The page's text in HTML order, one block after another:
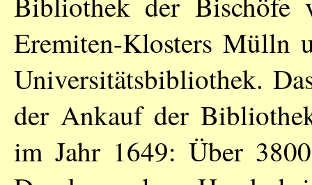
Eremiten-Klosters Mülln
Universitätsbibliothek.
der Ankauf der
im Jahr 1649: Über